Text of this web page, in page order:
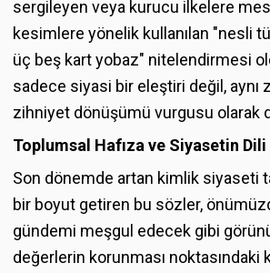
sergileyen veya kurucu ilkelere
kesimlere yönelik kullanılan "nesli
üç beş kart yobaz" nitelendirmesi
sadece siyasi bir eleştiri değil, aynı
zihniyet dönüşümü vurgusu olarak
Toplumsal Hafıza ve Siyasetin Dili
Son dönemde artan kimlik siyaseti
bir boyut getiren bu sözler,
gündemi meşgul edecek gibi
değerlerin korunması noktasındaki